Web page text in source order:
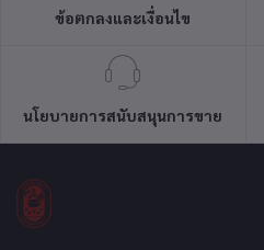
ข้อตกลงและเงื่อนไข
นโยบายการสนับสนุนการขาย